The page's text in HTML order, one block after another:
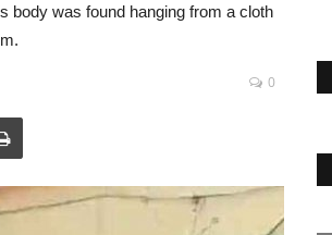
body was found hanging from a cloth
0